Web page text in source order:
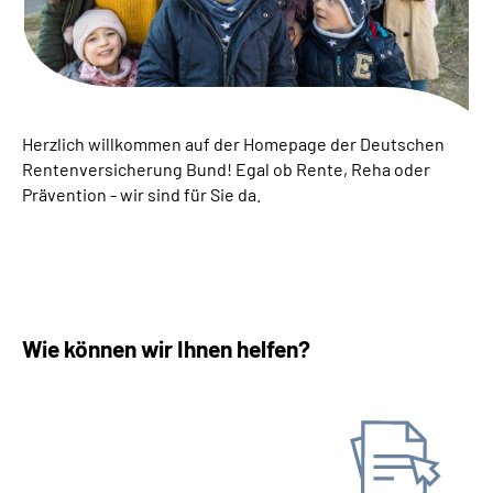
Inhalte in Gebärdensprache (DGS)
Leichte Sprache
Suche
Herzlich willkommen auf der Homepage der Deutschen
Rentenversicherung Bund! Egal ob Rente, Reha oder
Prävention - wir sind für Sie da.
Wie können wir Ihnen helfen?